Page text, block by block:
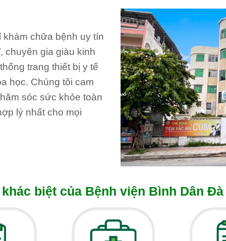
chữa bệnh uy tín
chuyên gia giàu kinh
trang thiết bị y tế
học. Chúng tôi cam
sóc sức khỏe toàn
lý nhất cho mọi
biệt của Bệnh viện Bình Dân Đà